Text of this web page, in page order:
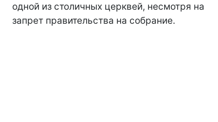
одной из столичных церквей, несмотря на
запрет правительства на собрание.